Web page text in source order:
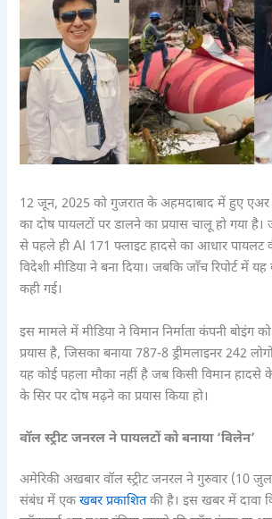
12 जून, 2025 को गुजरात के अहमदाबाद में हुए एअर
का दोष पायलटों पर डालने का प्रयास चालू हो गया है।
से पहले ही AI 171 फ्लाइट हादसे का आधार पायलट
विदेशी मीडिया ने बना दिया। जबकि जाँच रिपोर्ट में
कही गई।
इस मामले में मीडिया ने विमान निर्माता कंपनी बोइंग
प्रयास है, जिसका बनाया 787-8 ड्रीमलाइनर 242
यह कोई पहला मौका नहीं है जब किसी विमान हादसे
के सिर पर दोष मढ़ने का प्रयास किया हो।
वॉल स्ट्रीट जनरल ने पायलटों को बनाया ‘विलेन’
अमेरिकी अखबार वॉल स्ट्रीट जनरल ने गुरुवार (10
संबंध में एकखबर प्रकाशितकी है। इस खबर में दावा